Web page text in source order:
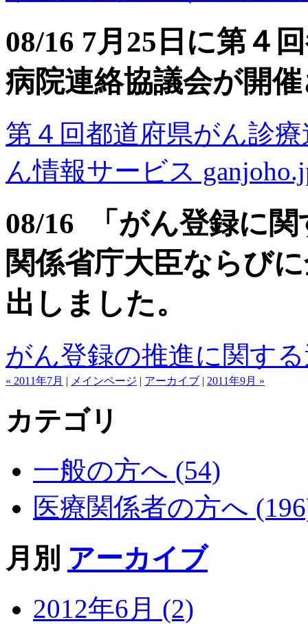
08/16 7月25日に第４
病院連絡協議会が開
第４回都道府県がん診
ん情報サービス
08/16 「がん登録に
関係省庁大臣ならび
出しました。
がん登録の推進に関す
« 2011年7月 | メインページ | アーカイブ | 2011年9月 »
カテゴリ
一般の方へ (54)
医療関係者の方へ
月別 アーカイブ
2012年6月 (2)